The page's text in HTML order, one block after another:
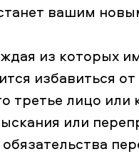
вашим
из которых
избавиться от
третье лицо или
или